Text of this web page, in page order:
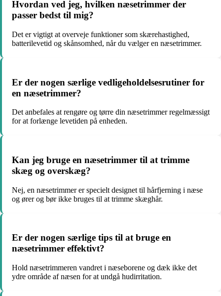
Hvordan ved jeg, hvilken næsetrimmer der
passer bedst til mig?
Det er vigtigt at overveje funktioner som skærehastighed,
batterilevetid og skånsomhed, når du vælger en næsetrimmer.
Er der nogen særlige vedligeholdelsesrutiner for
en næsetrimmer?
Det anbefales at rengøre og tørre din næsetrimmer regelmæssigt
for at forlænge levetiden på enheden.
Kan jeg bruge en næsetrimmer til at trimme
skæg og overskæg?
Nej, en næsetrimmer er specielt designet til hårfjerning i næse
og ører og bør ikke bruges til at trimme skæghår.
Er der nogen særlige tips til at bruge en
næsetrimmer effektivt?
Hold næsetrimmeren vandret i næseborene og dæk ikke det
ydre område af næsen for at undgå hudirritation.